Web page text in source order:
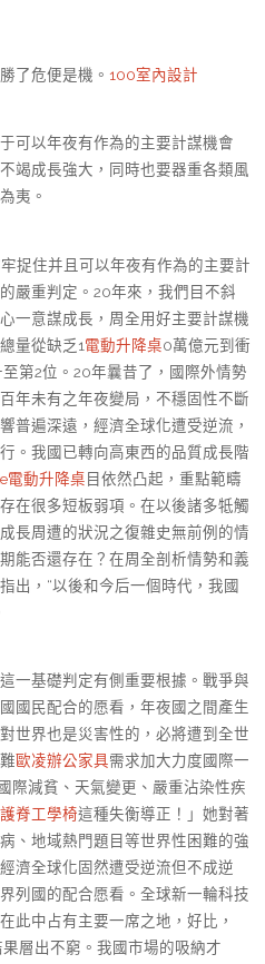
危便是機。 100室內設計
以年夜有作為的主要計謀機會
竭成長強大，同時也要器重各類風
夷。
住并且可以年夜有作為的主要計
嚴重判定。20年來，我們目不斜
一意謀成長，周全用好主要計謀機
量從缺乏1電動升降桌0萬億元到衝
第2位。20年曩昔了，國際外情勢
年未有之年夜變局，不穩固性不斷
普遍深遠，經濟全球化遭受逆流，
。我國已轉向高東西的品質成長階
電動升降桌目依然凸起，重點範疇
在很多短板弱項。在以後諸多牴觸
長周遭的狀況之復雜史無前例的情
能否還存在？在周全剖析情勢和義
出，“以後和今后一個時代，我國
基礎判定有側重要根據。戰爭與
國民配合的愿看，年夜國之間產生
世界也是災害性的，必將遭到全世
歐凌辦公家具需求加大力度國際一
國際減貧、天氣變更、嚴重沾染性疾
護脊工學椅這種失衡導正！」她對著
、地域熱門題目等世界性困難的強
濟全球化固然遭受逆流但不成逆
列國的配合愿看。全球新一輪科技
此中占有主要一席之地，好比，
層出不窮。我國市場的吸納才